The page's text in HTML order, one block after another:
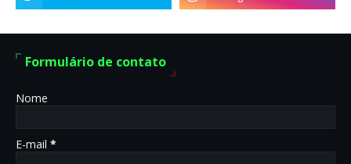
Formulário de contato
Nome
E-mail *